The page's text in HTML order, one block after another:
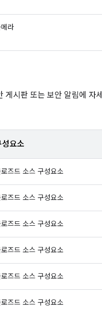
라
시판 또는 보안 알림에 자세
성요소
즈드 소스 구성요소
즈드 소스 구성요소
즈드 소스 구성요소
즈드 소스 구성요소
즈드 소스 구성요소
즈드 소스 구성요소